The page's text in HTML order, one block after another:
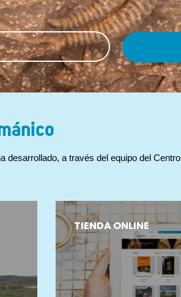
desarrollado, a través del equipo del Centro
TIENDA ONLINE